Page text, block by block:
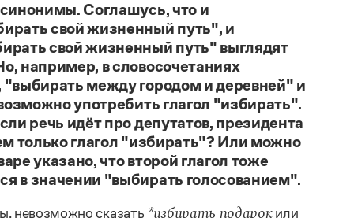
Соглашусь, что и
свой жизненный путь", и
свой жизненный путь" выглядят
например, в словосочетаниях
между городом и деревней" и
употребить глагол "избирать".
речь идёт про депутатов, президента
только глагол "избирать"? Или можно
указано, что второй глагол тоже
в значении "выбирать голосованием".
невозможно сказать *избирать подарокили